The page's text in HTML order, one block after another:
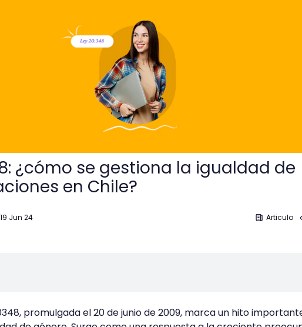
¿cómo se gestiona la igualdad de
en Chile?
19 Jun 24 Articulo
promulgada el 20 de junio de 2009, marca un hito